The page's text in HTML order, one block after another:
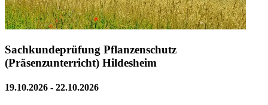
Sachkundeprüfung Pflanzenschutz
(Präsenzunterricht) Hildesheim
19.10.2026 - 22.10.2026